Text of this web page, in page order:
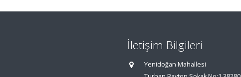
İletişim Bilgileri
Yenidoğan Mahallesi